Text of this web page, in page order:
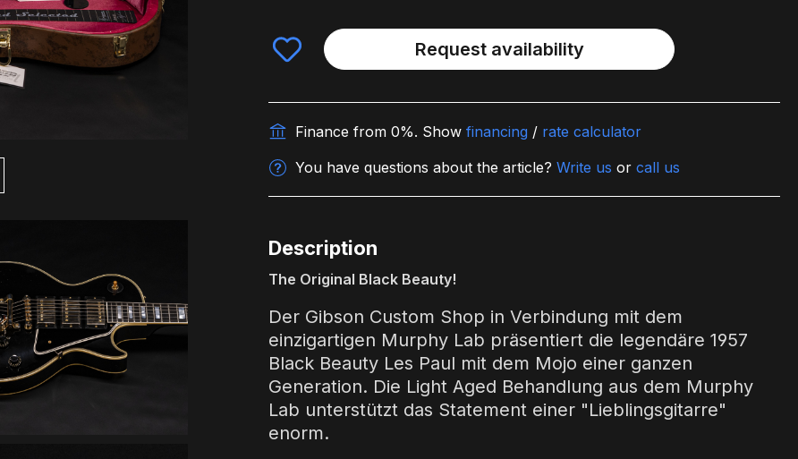
Request availability
Finance from 0%. Show financing / rate calculator
You have questions about the article? Write us or call us
Description
The Original Black Beauty!
Der Gibson Custom Shop in Verbindung mit dem
einzigartigen Murphy Lab präsentiert die legendäre 1957
Black Beauty Les Paul mit dem Mojo einer ganzen
Generation. Die Light Aged Behandlung aus dem Murphy
Lab unterstützt das Statement einer "Lieblingsgitarre"
enorm.